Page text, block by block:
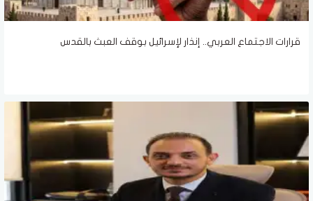
قرارات الاجتماع العربي.. إنذار لإسرائيل بوقف العبث بالقدس